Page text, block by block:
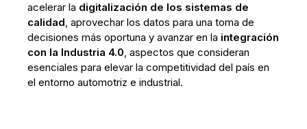
acelerar la digitalización de los sistemas de
calidad, aprovechar los datos para una toma de
decisiones más oportuna y avanzar en la integración
con la Industria 4.0, aspectos que consideran
esenciales para elevar la competitividad del país en
el entorno automotriz e industrial.